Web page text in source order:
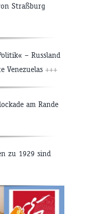
Straßburg
– Russland
Venezuelas +++
am Rande
zu 1929 sind